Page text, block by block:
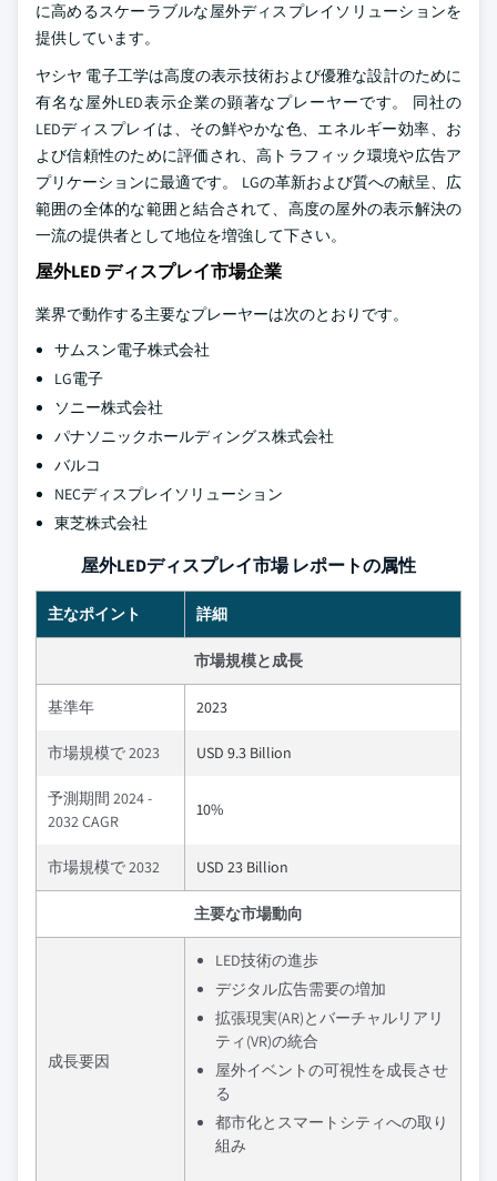
に高めるスケーラブルな屋外ディスプレイソリューションを
提供しています。
ヤシヤ 電子工学は高度の表示技術および優雅な設計のために
有名な屋外LED表示企業の顕著なプレーヤーです。 同社の
LEDディスプレイは、その鮮やかな色、エネルギー効率、お
よび信頼性のために評価され、高トラフィック環境や広告ア
プリケーションに最適です。 LGの革新および質への献呈、広
範囲の全体的な範囲と結合されて、高度の屋外の表示解決の
一流の提供者として地位を増強して下さい。
屋外LED ディスプレイ市場企業
業界で動作する主要なプレーヤーは次のとおりです。
サムスン電子株式会社
LG電子
ソニー株式会社
パナソニックホールディングス株式会社
バルコ
NECディスプレイソリューション
東芝株式会社
屋外LEDディスプレイ市場 レポートの属性
主なポイント 詳細
市場規模と成長
基準年 2023
市場規模で 2023 USD 9.3 Billion
予測期間 2024 -
2032 CAGR
10%
市場規模で 2032 USD 23 Billion
主要な市場動向
成長要因
LED技術の進歩
デジタル広告需要の増加
拡張現実(AR)とバーチャルリアリ
ティ(VR)の統合
屋外イベントの可視性を成長させ
る
都市化とスマートシティへの取り
組み